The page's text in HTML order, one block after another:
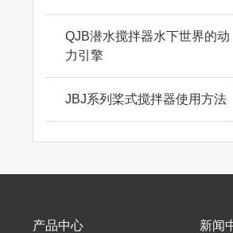
QJB潜水搅拌器水下世界的动
力引擎
JBJ系列桨式搅拌器使用方法
产品中心 新闻